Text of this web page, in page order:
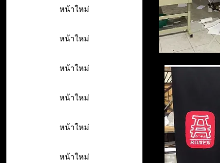
หน้าใหม่
หน้าใหม่
หน้าใหม่
หน้าใหม่
หน้าใหม่
หน้าใหม่